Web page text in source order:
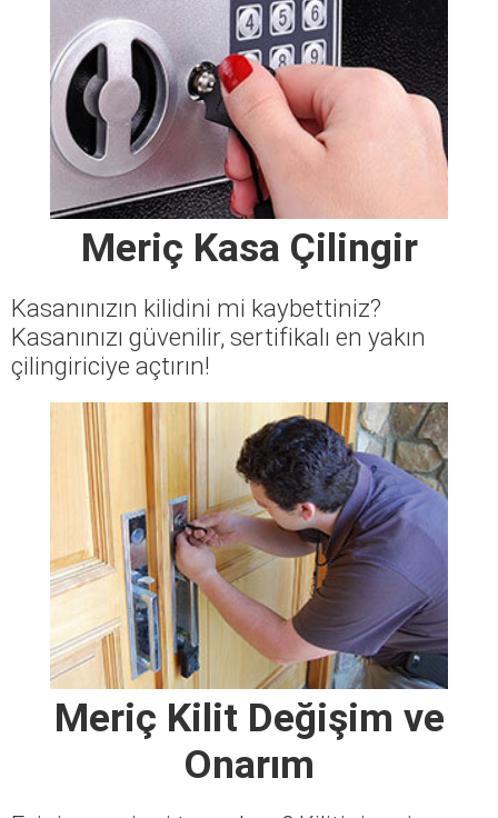
Meriç Kasa Çilingir
Kasanınızın kilidini mi kaybettiniz?
Kasanınızı güvenilir, sertifikalı en yakın
çilingiriciye açtırın!
Meriç Kilit Değişim ve
Onarım